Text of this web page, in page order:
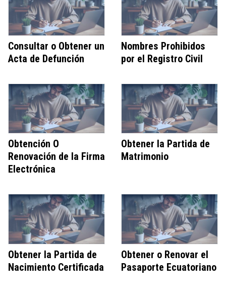
Consultar o Obtener un
Acta de Defunción
Nombres Prohibidos
por el Registro Civil
Obtención O
Renovación de la Firma
Electrónica
Obtener la Partida de
Matrimonio
Obtener la Partida de
Nacimiento Certificada
Obtener o Renovar el
Pasaporte Ecuatoriano